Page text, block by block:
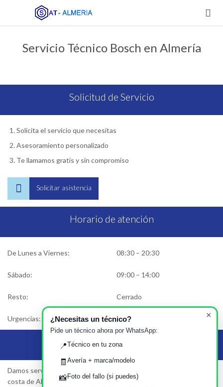

Servicio Técnico Bosch en Almería
Solicitud de Servicio
Solicita el servicio que necesitas
Asesoramiento personalizado
Te llamamos gratis y sin compromiso
 Solicitar asistencia
Horario de atención
De Lunes a Viernes: 08:30 – 20:30
Sábado: 09:00 – 14:00
Resto: Cerrado
Urgencias: Solicitar asistencia
Área de Servicio
Damos servicio en Almería, Motril, Almuñecar, Salobreña… Toda la
costa de Almería y Centro…
×
¿Necesitas un técnico?
Pide un técnico ahora por WhatsApp:
📍Técnico en tu zona
🧾 Avería + marca/modelo
📸Foto del fallo (si puedes)